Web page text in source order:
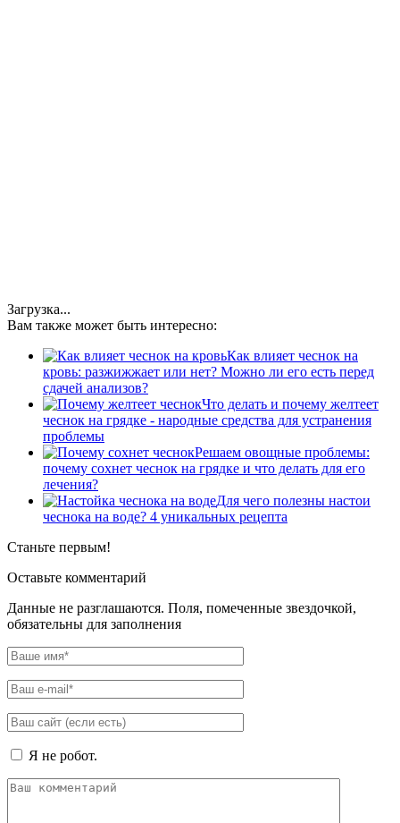
Загрузка...
Вам также может быть интересно:
Как влияет чеснок на
кровь: разжижжает или нет? Можно ли его есть перед
сдачей анализов?
Что делать и почему желтеет
чеснок на грядке - народные средства для устранения
проблемы
Решаем овощные проблемы:
почему сохнет чеснок на грядке и что делать для его
лечения?
Для чего полезны настои
чеснока на воде? 4 уникальных рецепта
Станьте первым!
Оставьте комментарий
Данные не разглашаются. Поля, помеченные звездочкой,
обязательны для заполнения
Я не робот.